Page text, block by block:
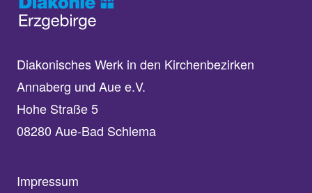
Diakonisches Werk in den Kirchenbezirken
Annaberg und Aue e.V.
Hohe Straße 5
08280 Aue-Bad Schlema
Impressum